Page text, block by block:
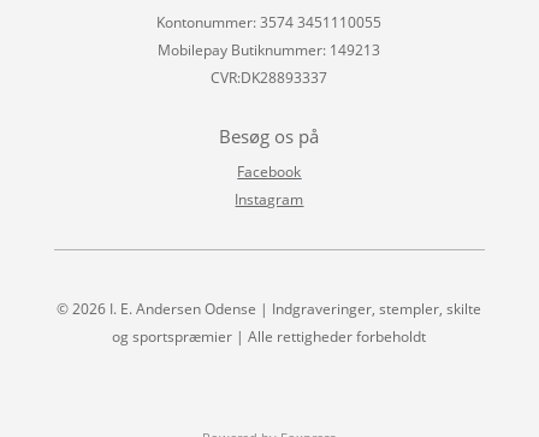
Kontonummer: 3574 3451110055
Mobilepay Butiknummer: 149213
CVR:DK28893337
Besøg os på
Facebook
Instagram
© 2026 I. E. Andersen Odense | Indgraveringer, stempler, skilte
og sportspræmier | Alle rettigheder forbeholdt